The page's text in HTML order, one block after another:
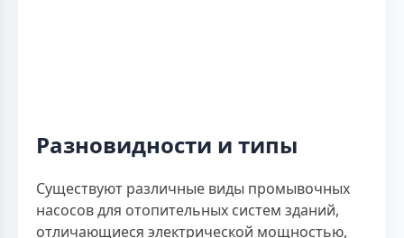
Разновидности и типы
Существуют различные виды промывочных
насосов для отопительных систем зданий,
отличающиеся электрической мощностью,